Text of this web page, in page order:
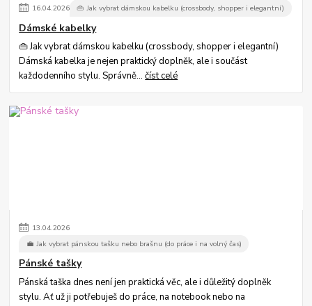
16.04.2026 👜 Jak vybrat dámskou kabelku (crossbody, shopper i elegantní)
Dámské kabelky
👜 Jak vybrat dámskou kabelku (crossbody, shopper i elegantní)
Dámská kabelka je nejen praktický doplněk, ale i součást
každodenního stylu. Správně...číst celé
13.04.2026
💼 Jak vybrat pánskou tašku nebo brašnu (do práce i na volný čas)
Pánské tašky
Pánská taška dnes není jen praktická věc, ale i důležitý doplněk
stylu. Ať už ji potřebuješ do práce, na notebook nebo na